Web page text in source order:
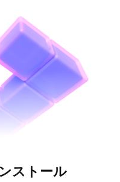
ストール